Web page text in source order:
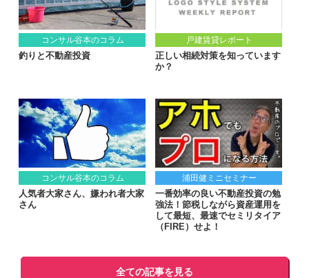
コンサル谷本のコラム
釣りと不動産投資
戸建賃貸レポート
正しい相続対策を知っています
か？
コンサル谷本のコラム
人気者大家さん、嫌われ者大家
さん
浦田健ミニセミナー
一番効率の良い不動産投資の勉
強法！節税しながら資産運用を
して最短、最速でセミリタイア
（FIRE）せよ！
全ての記事を見る